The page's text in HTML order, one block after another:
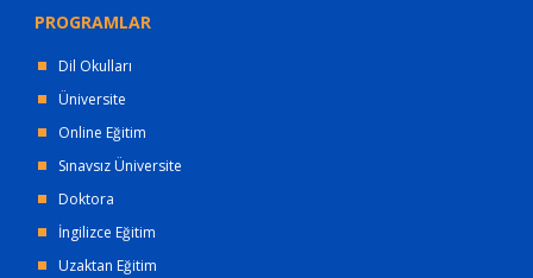
PROGRAMLAR
Dil Okulları
Üniversite
Online Eğitim
Sınavsız Üniversite
Doktora
İngilizce Eğitim
Uzaktan Eğitim